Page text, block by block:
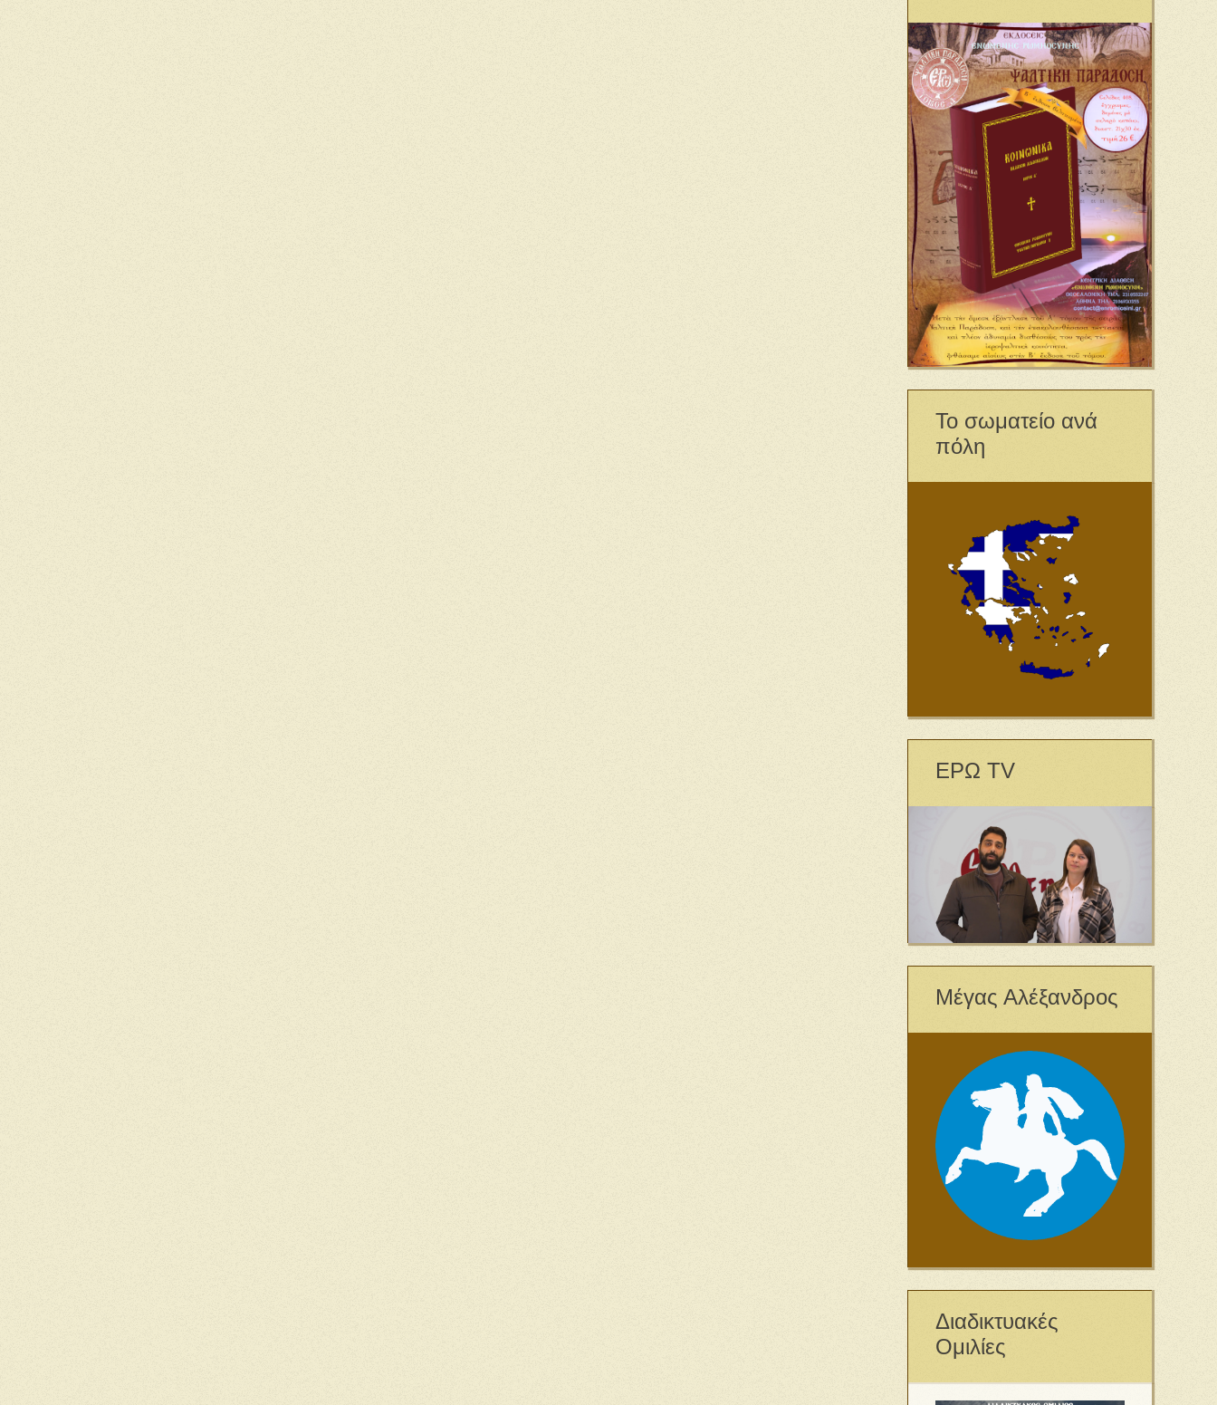
Το σωματείο ανά
πόλη
ΕΡΩ TV
Μέγας Αλέξανδρος
Διαδικτυακές
Ομιλίες